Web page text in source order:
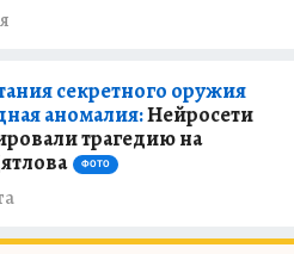
секретного оружия
аномалия:Нейросети
трагедию на
ФОТО